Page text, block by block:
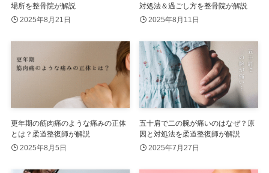
場所を整骨院が解説
2025年8月21日
対処法＆過ごし方を整骨院が解説
2025年8月11日
更年期の筋肉痛のような痛みの正体
とは？柔道整復師が解説
2025年8月5日
五十肩で二の腕が痛いのはなぜ？原
因と対処法を柔道整復師が解説
2025年7月27日